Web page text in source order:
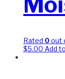
Rated 0out
$5.00 Add